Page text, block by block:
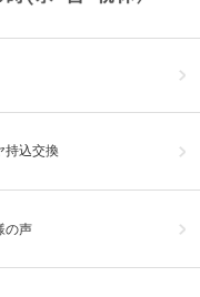
持込交換
の声